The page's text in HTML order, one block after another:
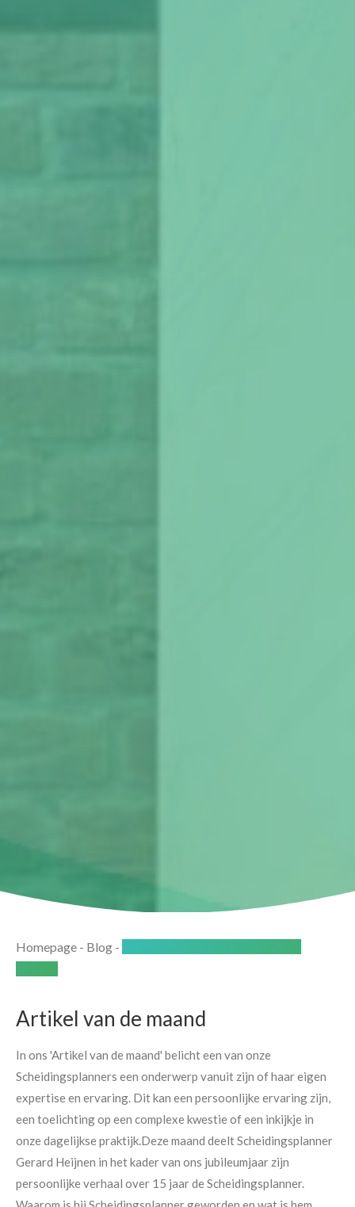
Homepage - Blog -
Artikel van de maand
In ons 'Artikel van de maand' belicht een van onze
Scheidingsplanners een onderwerp vanuit zijn of haar eigen
expertise en ervaring. Dit kan een persoonlijke ervaring zijn,
een toelichting op een complexe kwestie of een inkijkje in
onze dagelijkse praktijk.Deze maand deelt Scheidingsplanner
Gerard Heijnen in het kader van ons jubileumjaar zijn
persoonlijke verhaal over 15 jaar de Scheidingsplanner.